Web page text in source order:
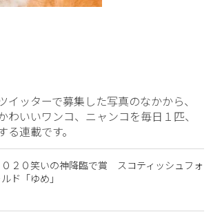
イッターで募集した写真のなかから、
わいいワンコ、ニャンコを毎日１匹、
連載です。
０２０笑いの神降臨で賞 スコティッシュフォ
ド「ゆめ」